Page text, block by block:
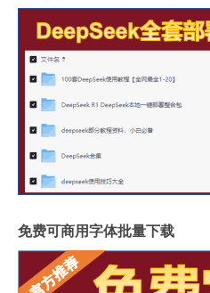
免费可商用字体批量下载